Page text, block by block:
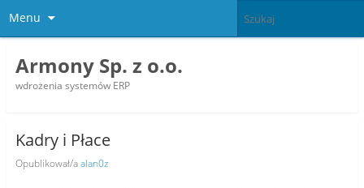
Menu
Armony Sp. z o.o.
wdrożenia systemów ERP
Kadry i Płace
Opublikował/aalan0z